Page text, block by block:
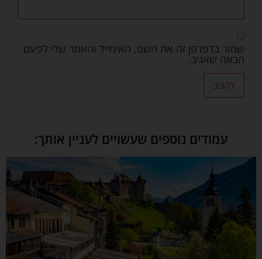
שמור בדפדפן זה את השם, האימייל והאתר שלי לפעם
הבאה שאגיב.
עמודים נוספים שעשויים לעניין אותך: